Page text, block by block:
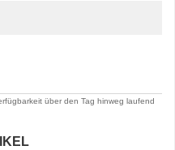
über den Tag hinweg laufend